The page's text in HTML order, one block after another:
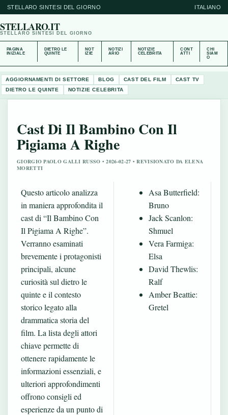
STELLARO SINTESI DEL GIORNO ITALIANO
STELLARO.IT
STELLARO SINTESI DEL GIORNO
PAGINA
INIZIALE
DIETRO LE
QUINTE
NOT
IZIE
NOTIZI
ARIO
NOTIZIE
CELEBRITA
CONT
ATTI
CHI
SIAM
O
AGGIORNAMENTI DI SETTORE BLOG CAST DEL FILM
CAST TV
DIETRO LE QUINTE
NOTIZIE CELEBRITA
Cast Di Il Bambino Con Il
Pigiama A Righe
GIORGIO PAOLO GALLI RUSSO • 2026-02-27 • REVISIONATO DA ELENA
MORETTI
Questo articolo analizza
in maniera approfondita il
cast di “Il Bambino Con
Il Pigiama A Righe”.
Verranno esaminati
brevemente i protagonisti
principali, alcune
curiosità sul dietro le
quinte e il contesto
storico legato alla
drammatica storia del
film. La lista degli attori
chiave permette di
ottenere rapidamente le
informazioni essenziali, e
ulteriori approfondimenti
offrono consigli ed
esperienze da un punto di
Asa Butterfield:
Bruno
Jack Scanlon:
Shmuel
Vera Farmiga:
Elsa
David Thewlis:
Ralf
Amber Beattie:
Gretel